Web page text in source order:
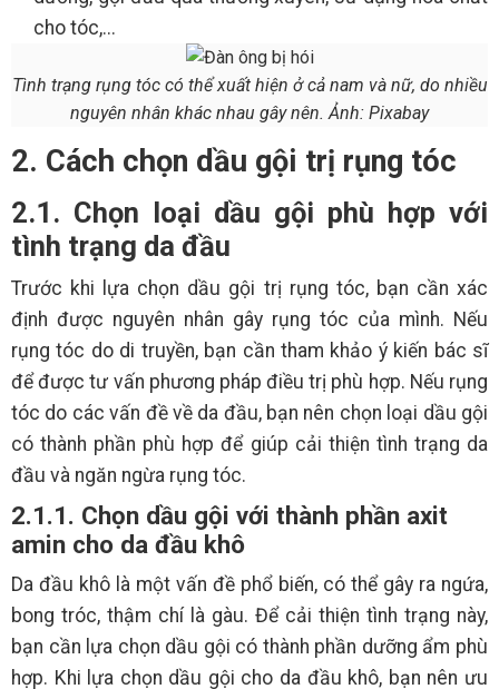
cho tóc,...
Tình trạng rụng tóc có thể xuất hiện ở cả nam và nữ, do nhiều
nguyên nhân khác nhau gây nên. Ảnh: Pixabay
2. Cách chọn dầu gội trị rụng tóc
2.1. Chọn loại dầu gội phù hợp với
tình trạng da đầu
Trước khi lựa chọn dầu gội trị rụng tóc, bạn cần xác
định được nguyên nhân gây rụng tóc của mình. Nếu
rụng tóc do di truyền, bạn cần tham khảo ý kiến bác sĩ
để được tư vấn phương pháp điều trị phù hợp. Nếu rụng
tóc do các vấn đề về da đầu, bạn nên chọn loại dầu gội
có thành phần phù hợp để giúp cải thiện tình trạng da
đầu và ngăn ngừa rụng tóc.
2.1.1. Chọn dầu gội với thành phần axit
amin cho da đầu khô
Da đầu khô là một vấn đề phổ biến, có thể gây ra ngứa,
bong tróc, thậm chí là gàu. Để cải thiện tình trạng này,
bạn cần lựa chọn dầu gội có thành phần dưỡng ẩm phù
hợp. Khi lựa chọn dầu gội cho da đầu khô, bạn nên ưu